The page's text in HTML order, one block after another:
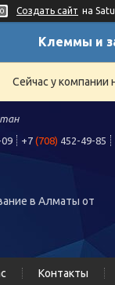
Создать сайт на
Клеммы и
Сейчас у компании
+7 (708) 452-49-85
в Алматы от
Контакты